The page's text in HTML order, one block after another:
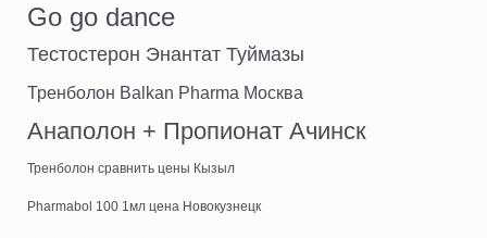
Go go dance
Тестостерон Энантат Туймазы
Тренболон Balkan Pharma Москва
Анаполон + Пропионат Ачинск
Тренболон сравнить цены Кызыл
Pharmabol 100 1мл цена Новокузнецк